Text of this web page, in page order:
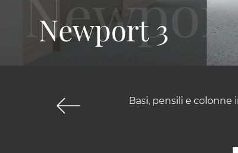
Basi, pensili e colonne
Newport 3